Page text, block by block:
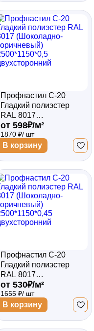
Профнастил С-20
Гладкий полиэстер
RAL 8017
(Шоколадно-
коричневый)
2500*1150*0,5
двухсторонний
от 598₽/м²
1870 ₽/ шт
В корзину
Профнастил С-20
Гладкий полиэстер
RAL 8017
(Шоколадно-
коричневый)
2500*1150*0,45
двухсторонний
от 530₽/м²
1655 ₽/ шт
В корзину